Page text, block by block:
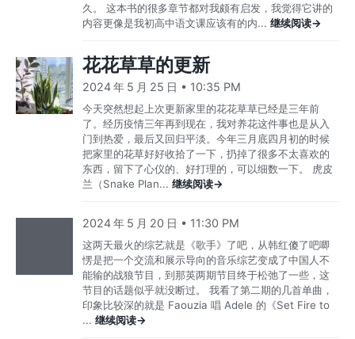
久。 这本书的很多章节都对我颇有启发，我觉得它讲的
内容更像是我初高中语文课应该有的内... 继续阅读→
花花草草的更新
2024 年 5 月 25 日 • 10:35 PM
今天突然想起上次更新家里的花花草草已经是三年前
了。经历疫情三年再到现在，我对养花这件事也是从入
门到热爱，最后又回归平淡。今年三月底四月初的时候
把家里的花草好好收拾了一下，扔掉了很多不太喜欢的
东西，留下了心仪的、好打理的，可以细数一下。 虎皮
兰（Snake Plan... 继续阅读→
2024 年 5 月 20 日 • 11:30 PM
这两天最火的综艺就是《歌手》了吧，从韩红傻了吧唧
愣是把一个交流和展示导向的音乐综艺变成了中国人不
能输的战狼节目，到那英两期节目终于松弛了一些，这
节目的话题似乎就没断过。 我看了第二期的几首单曲，
印象比较深的就是 Faouzia 唱 Adele 的《Set Fire to
... 继续阅读→